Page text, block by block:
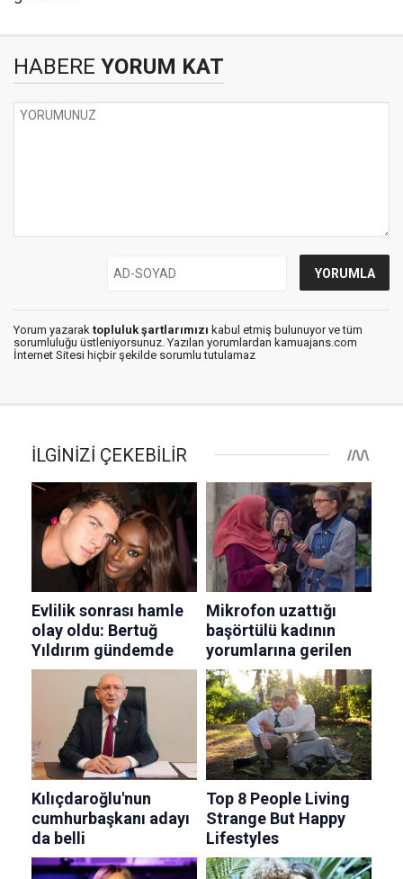
HABERE YORUM KAT
Yorum yazarak topluluk şartlarımızı kabul etmiş bulunuyor ve tüm
sorumluluğu üstleniyorsunuz. Yazılan yorumlardan kamuajans.com
İnternet Sitesi hiçbir şekilde sorumlu tutulamaz